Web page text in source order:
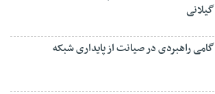
گیلانی
گامی راهبردی در صیانت از پایداری شبکه